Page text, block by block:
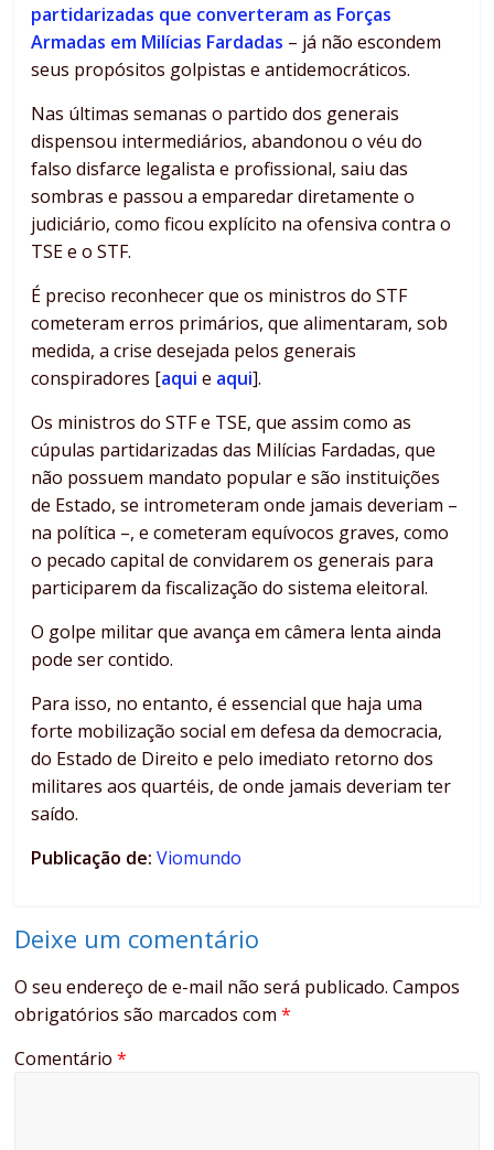
partidarizadas que converteram as Forças
Armadas em Milícias Fardadas – já não escondem
seus propósitos golpistas e antidemocráticos.
Nas últimas semanas o partido dos generais
dispensou intermediários, abandonou o véu do
falso disfarce legalista e profissional, saiu das
sombras e passou a emparedar diretamente o
judiciário, como ficou explícito na ofensiva contra o
TSE e o STF.
É preciso reconhecer que os ministros do STF
cometeram erros primários, que alimentaram, sob
medida, a crise desejada pelos generais
conspiradores [aqui e aqui].
Os ministros do STF e TSE, que assim como as
cúpulas partidarizadas das Milícias Fardadas, que
não possuem mandato popular e são instituições
de Estado, se intrometeram onde jamais deveriam –
na política –, e cometeram equívocos graves, como
o pecado capital de convidarem os generais para
participarem da fiscalização do sistema eleitoral.
O golpe militar que avança em câmera lenta ainda
pode ser contido.
Para isso, no entanto, é essencial que haja uma
forte mobilização social em defesa da democracia,
do Estado de Direito e pelo imediato retorno dos
militares aos quartéis, de onde jamais deveriam ter
saído.
Publicação de:Viomundo
Deixe um comentário
O seu endereço de e-mail não será publicado. Campos
obrigatórios são marcados com*
Comentário*